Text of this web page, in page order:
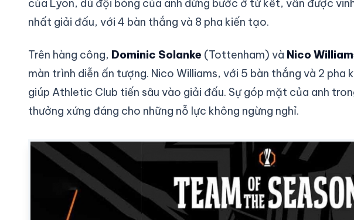
của Lyon, dù đội bóng của anh dừng bước ở tứ kết, vẫn được
nhất giải đấu, với 4 bàn thắng và 8 pha kiến tạo.
Trên hàng công, Dominic Solanke (Tottenham) và Nico
màn trình diễn ấn tượng. Nico Williams, với 5 bàn thắng và 2 pha
giúp Athletic Club tiến sâu vào giải đấu. Sự góp mặt của anh
thưởng xứng đáng cho những nỗ lực không ngừng nghỉ.